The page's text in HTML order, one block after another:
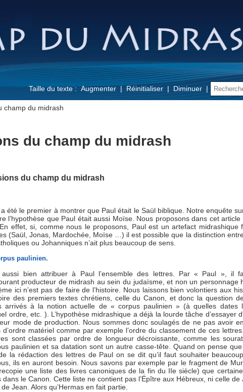
Taille du texte : Augmenter Réinitialiser Diminuer
champ du midrash
du champ du midrash
du champ du midrash
été le premier à montrer que Paul était le Saül biblique. Notre enquête
l’hypothèse que Paul était aussi Moïse. Nous proposons dans cet
effet, si, comme nous le proposons, Paul est un artefact midrashique
(Saül, Jonas, Mardochée, Moïse …) il est possible que la distinction
ou Johanniques n’ait plus beaucoup de sens.
paulinien.
bien attribuer à Paul l’ensemble des lettres. Par « Paul », il
producteur de midrash au sein du judaïsme, et non un personnage
ici n’est pas de faire de l’histoire. Nous laissons bien volontiers aux
des premiers textes chrétiens, celle du Canon, et donc la question
arrivés à la notion actuelle de « corpus paulinien » (à quelles dates
ordre, etc. ). L’hypothèse midrashique a déjà la lourde tâche d’essayer
mode de production. Nous sommes donc soulagés de ne pas avoir
matériel comme par exemple l’ordre du classement de ces
sont classées par ordre de longueur décroissante, comme les
paulinien et sa datation sont un autre casse-tête. Quand on pense
la rédaction des lettres de Paul on se dit qu’il faut souhaiter
ils en auront besoin. Nous savons par exemple par le fragment de
une liste des livres canoniques de la fin du IIe siècle) que
le Canon. Cette liste ne contient pas l’Épître aux Hébreux, ni celle de
Jean. Alors qu’Hermas en fait partie.